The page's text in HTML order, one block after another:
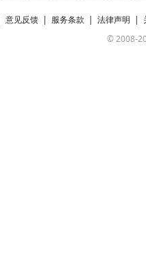
意见反馈| 服务条款 | 法律声明 |
© 2008-